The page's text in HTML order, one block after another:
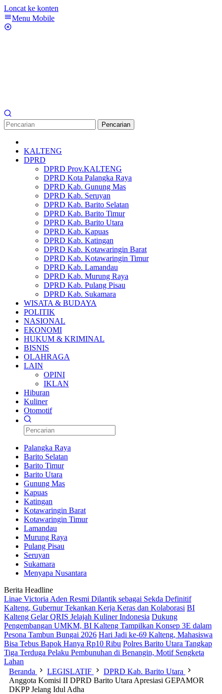
Loncat ke konten
Menu Mobile
Pencarian
KALTENG
DPRD
DPRD Prov.KALTENG
DPRD Kota Palangka Raya
DPRD Kab. Gunung Mas
DPRD Kab. Seruyan
DPRD Kab. Barito Selatan
DPRD Kab. Barito Timur
DPRD Kab. Barito Utara
DPRD Kab. Kapuas
DPRD Kab. Katingan
DPRD Kab. Kotawaringin Barat
DPRD Kab. Kotawaringin Timur
DPRD Kab. Lamandau
DPRD Kab. Murung Raya
DPRD Kab. Pulang Pisau
DPRD Kab. Sukamara
WISATA & BUDAYA
POLITIK
NASIONAL
EKONOMI
HUKUM & KRIMINAL
BISNIS
OLAHRAGA
LAIN
OPINI
IKLAN
Hiburan
Kuliner
Otomotif
Palangka Raya
Barito Selatan
Barito Timur
Barito Utara
Gunung Mas
Kapuas
Katingan
Kotawaringin Barat
Kotawaringin Timur
Lamandau
Murung Raya
Pulang Pisau
Seruyan
Sukamara
Menyapa Nusantara
Berita Headline
Linae Victoria Aden Resmi Dilantik sebagai Sekda Definitif
Kalteng, Gubernur Tekankan Kerja Keras dan Kolaborasi BI
Kalteng Gelar QRIS Jelajah Kuliner Indonesia Dukung
Pengembangan UMKM, BI Kalteng Tampilkan Konsep 3E dalam
Pesona Tambun Bungai 2026 Hari Jadi ke-69 Kalteng, Mahasiswa
Bisa Tebus Bapok Hanya Rp10 Ribu Polres Barito Utara Tangkap
Tiga Terduga Pelaku Pembunuhan di Benangin, Motif Sengketa
Lahan
Beranda
LEGISLATIF
DPRD Kab. Barito Utara
Anggota Komisi II DPRD Barito Utara Apresiasi GEPAMOR
DKPP Jelang Idul Adha